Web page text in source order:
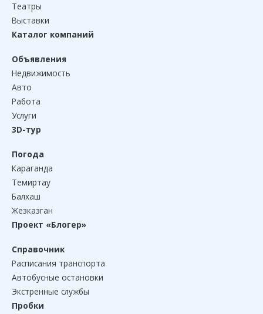
Театры
Выставки
Каталог компаний
Объявления
Недвижимость
Авто
Работа
Услуги
3D-тур
Погода
Караганда
Темиртау
Балхаш
Жезказган
Проект «Блогер»
Справочник
Расписания транспорта
Автобусные остановки
Экстренные службы
Пробки